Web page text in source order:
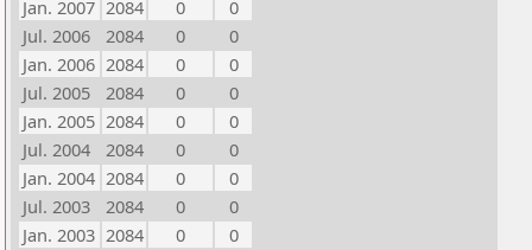
Jan. 2007 2084 0
0
Jul. 2006
2084 0
0
Jan. 2006 2084 0
0
Jul. 2005
2084 0
0
Jan. 2005 2084 0
0
Jul. 2004
2084 0
0
Jan. 2004 2084 0
0
Jul. 2003
2084 0
0
Jan. 2003 2084 0
0